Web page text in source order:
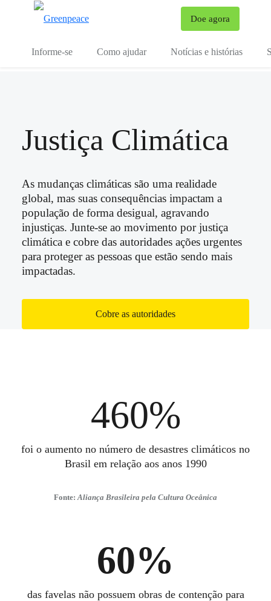
Doe agora
Informe-se Como ajudar Notícias e histórias
Justiça Climática
As mudanças climáticas são uma realidade
global, mas suas consequências impactam a
população de forma desigual, agravando
injustiças. Junte-se ao movimento por justiça
climática e cobre das autoridades ações urgentes
para proteger as pessoas que estão sendo mais
impactadas.
Cobre as autoridades
460%
foi o aumento no número de desastres climáticos no
Brasil em relação aos anos 1990
Fonte:Aliança Brasileira pela Cultura Oceânica
60%
das favelas não possuem obras de contenção para